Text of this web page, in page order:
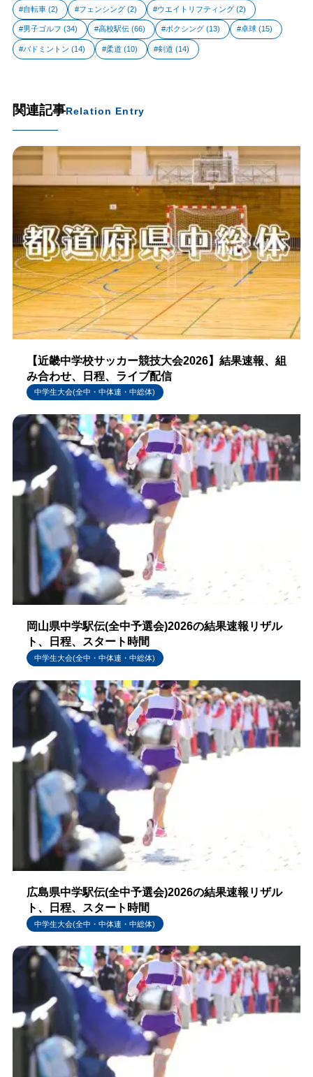
自転車 (2) フェンシング(2) ウエイトリフティング (2)
男子ゴルフ (34) 高校駅伝(66) ボクシング (13) 卓球(15)
バドミントン (14) 柔道 (10) 剣道 (14)
関連記事Relation Entry
【近畿中学校サッカー競技大会2026】結果速報、組
み合わせ、日程、ライブ配信
中学生大会(全中・中体連・中総体)
岡山県中学駅伝(全中予選会)2026の結果速報リザル
ト、日程、スタート時間
中学生大会(全中・中体連・中総体)
広島県中学駅伝(全中予選会)2026の結果速報リザル
ト、日程、スタート時間
中学生大会(全中・中体連・中総体)